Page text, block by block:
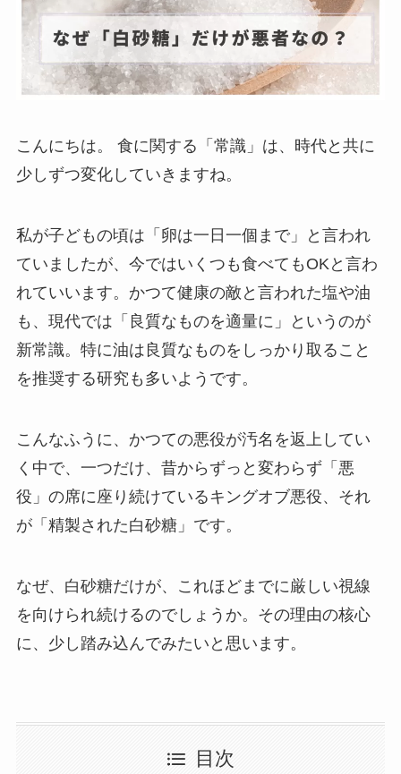
こんにちは。 食に関する「常識」は、時代と共に
少しずつ変化していきますね。
私が子どもの頃は「卵は一日一個まで」と言われ
ていましたが、今ではいくつも食べてもOKと言わ
れていいます。かつて健康の敵と言われた塩や油
も、現代では「良質なものを適量に」というのが
新常識。特に油は良質なものをしっかり取ること
を推奨する研究も多いようです。
こんなふうに、かつての悪役が汚名を返上してい
く中で、一つだけ、昔からずっと変わらず「悪
役」の席に座り続けているキングオブ悪役、それ
が「精製された白砂糖」です。
なぜ、白砂糖だけが、これほどまでに厳しい視線
を向けられ続けるのでしょうか。その理由の核心
に、少し踏み込んでみたいと思います。
目次